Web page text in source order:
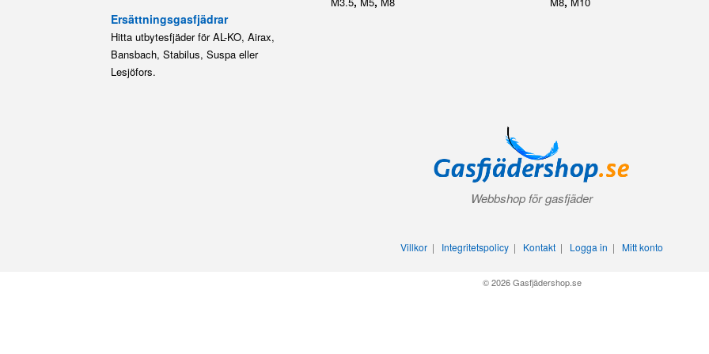
Ersättningsgasfjädrar
Hitta utbytesfjäder för AL-KO, Airax,
Bansbach, Stabilus, Suspa eller
Lesjöfors.
Webbshop för gasfjäder
Villkor | Integritetspolicy | Kontakt | Logga in | Mitt konto
© 2026 Gasfjädershop.se